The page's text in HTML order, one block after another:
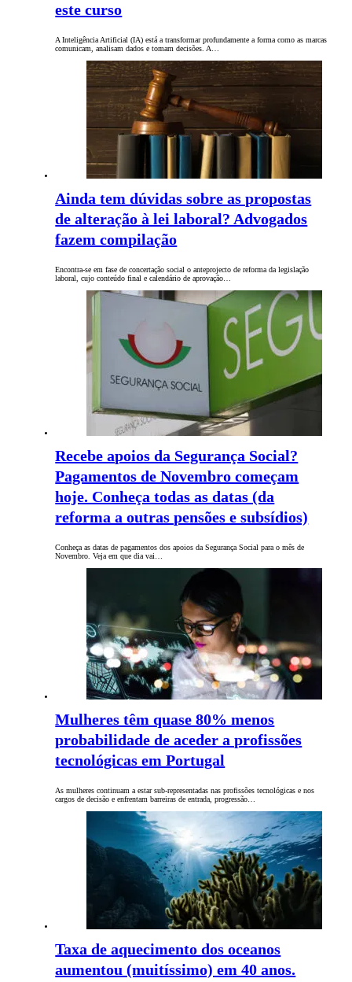
este curso
A Inteligência Artificial (IA) está a transformar profundamente a forma como as marcas
comunicam, analisam dados e tomam decisões. A…
Ainda tem dúvidas sobre as propostas
de alteração à lei laboral? Advogados
fazem compilação
Encontra-se em fase de concertação social o anteprojecto de reforma da legislação
laboral, cujo conteúdo final e calendário de aprovação…
Recebe apoios da Segurança Social?
Pagamentos de Novembro começam
hoje. Conheça todas as datas (da
reforma a outras pensões e subsídios)
Conheça as datas de pagamentos dos apoios da Segurança Social para o mês de
Novembro. Veja em que dia vai…
Mulheres têm quase 80% menos
probabilidade de aceder a profissões
tecnológicas em Portugal
As mulheres continuam a estar sub-representadas nas profissões tecnológicas e nos
cargos de decisão e enfrentam barreiras de entrada, progressão…
Taxa de aquecimento dos oceanos
aumentou (muitíssimo) em 40 anos.